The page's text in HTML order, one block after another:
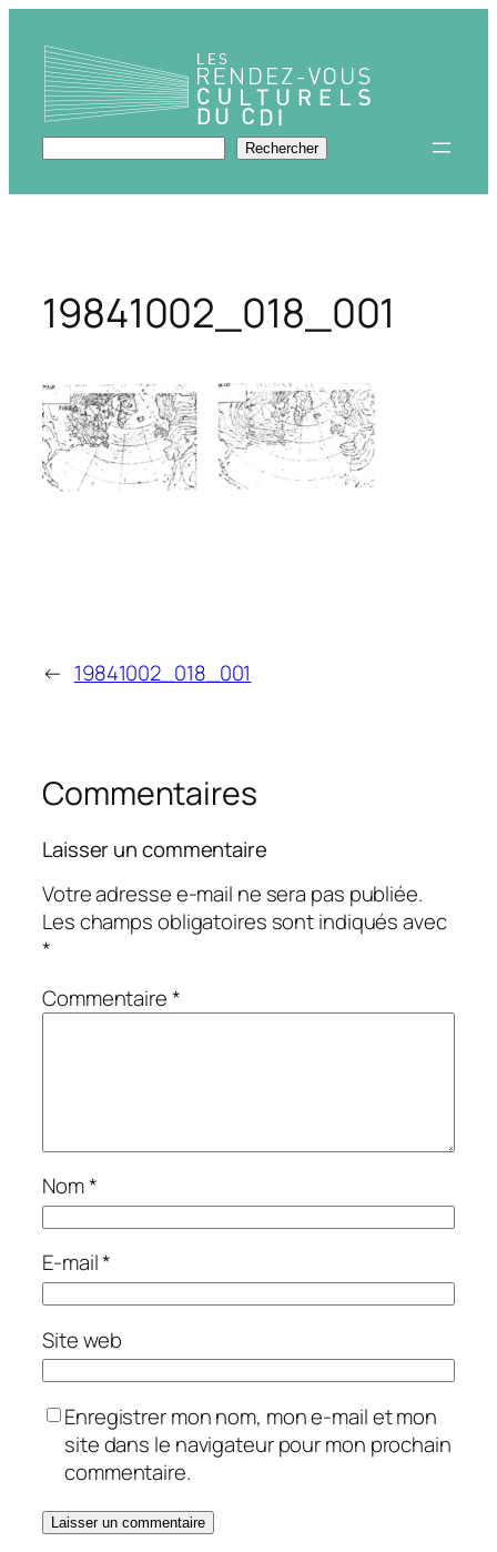
contenu
Rechercher Rechercher
19841002_018_001
← 19841002_018_001
Commentaires
Laisser un commentaire
Votre adresse e-mail ne sera pas publiée.
Les champs obligatoires sont indiqués avec
*
Commentaire*
Nom*
E-mail*
Site web
Enregistrer mon nom, mon e-mail et mon
site dans le navigateur pour mon prochain
commentaire.